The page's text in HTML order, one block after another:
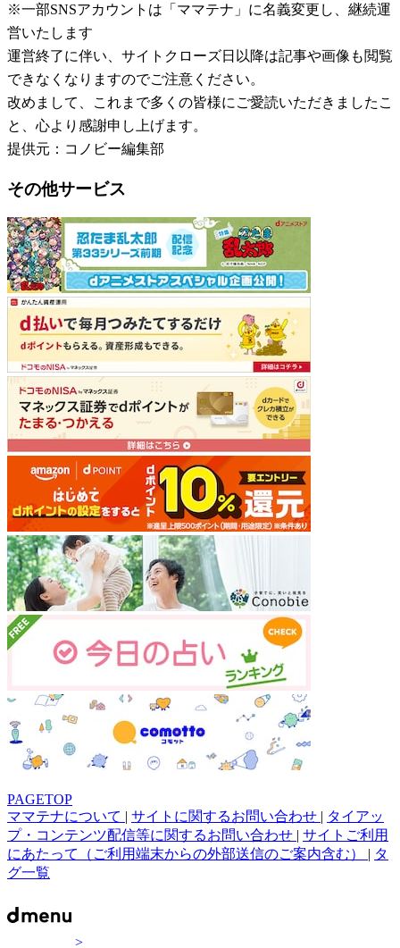
※一部SNSアカウントは「ママテナ」に名義変更し、継続運
営いたします
運営終了に伴い、サイトクローズ日以降は記事や画像も閲覧
できなくなりますのでご注意ください。
改めまして、これまで多くの皆様にご愛読いただきましたこ
と、心より感謝申し上げます。
提供元：コノビー編集部
その他サービス
PAGETOP
ママテナについて | サイトに関するお問い合わせ | タイアッ
プ・コンテンツ配信等に関するお問い合わせ | サイトご利用
にあたって（ご利用端末からの外部送信のご案内含む） | タ
グ一覧
>